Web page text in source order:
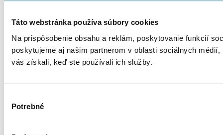
Táto webstránka používa súbory cookies
Na prispôsobenie obsahu a reklám, poskytovanie funkcií
poskytujeme aj našim partnerom v oblasti sociálnych
vás získali, keď ste používali ich služby.
súhlasu
Potrebné